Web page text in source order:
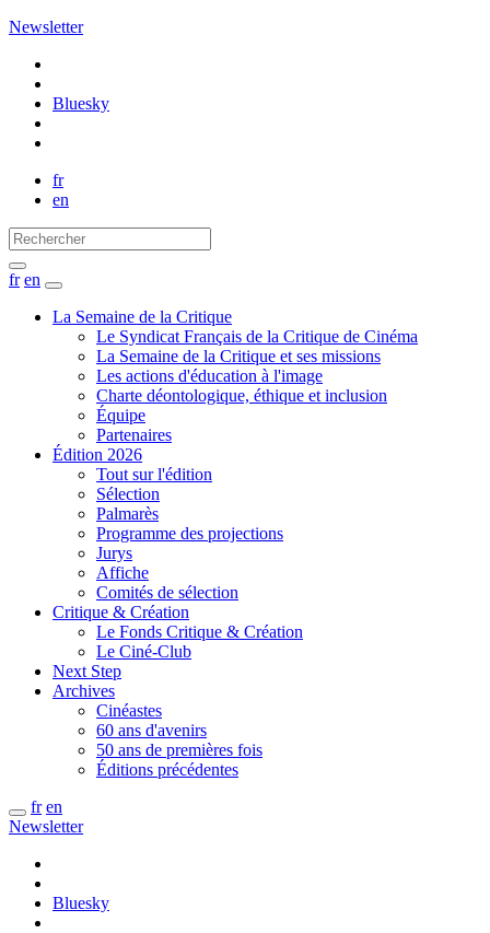
Newsletter
Bluesky
fr
en
fr en
La Semaine de la Critique
Le Syndicat Français de la Critique de Cinéma
La Semaine de la Critique et ses missions
Les actions d'éducation à l'image
Charte déontologique, éthique et inclusion
Équipe
Partenaires
Édition 2026
Tout sur l'édition
Sélection
Palmarès
Programme des projections
Jurys
Affiche
Comités de sélection
Critique & Création
Le Fonds Critique & Création
Le Ciné-Club
Next Step
Archives
Cinéastes
60 ans d'avenirs
50 ans de premières fois
Éditions précédentes
fr en
Newsletter
Bluesky